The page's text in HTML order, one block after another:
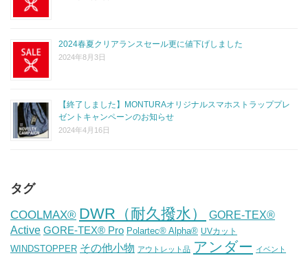
2024春夏クリアランスセール更に値下げしました
2024年8月3日
【終了しました】MONTURAオリジナルスマホストラッププレ
ゼントキャンペーンのお知らせ
2024年4月16日
タグ
COOLMAX® DWR（耐久撥水）
GORE-TEX®
Active GORE-TEX® Pro Polartec® Alpha® UVカット
WINDSTOPPER その他小物 アウトレット品 アンダー イベント